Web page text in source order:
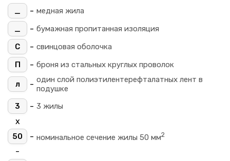
_ - медная жила
_
- бумажная пропитанная изоляция
С
- свинцовая оболочка
П
- броня из стальных круглых проволок
л - один слой полиэтилентерефталатных лент в
подушке
3
- 3 жилы
х
50 - номинальное сечение жилы 50 мм2
-